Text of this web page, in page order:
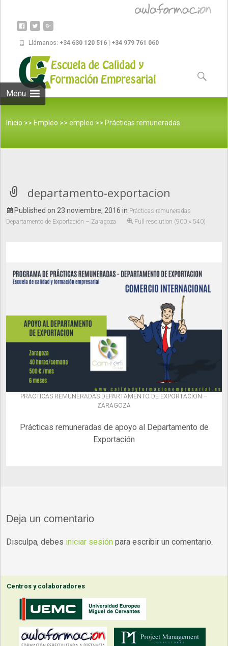
Llámanos: +34 630 120 516 | +34 979 761 060
Menu
content
Buscar:
Inicio >> Empleo >>empleo >> Prácticas remuneradas
exportacion
departamento-exportacion
Published on 23 noviembre, 2016 in Prácticas remuneradas
Departamento de Exportación – Zaragoza
Full resolution (900 × 540)
PRACTICAS REMUNERADAS DEPARTAMENTO DE EXPORTACION –
ZARAGOZA
Prácticas remuneradas de apoyo al Departamento de
Exportación
Deja un comentario
Disculpa, debes iniciar sesión para escribir un comentario.
Centros y colaboradores